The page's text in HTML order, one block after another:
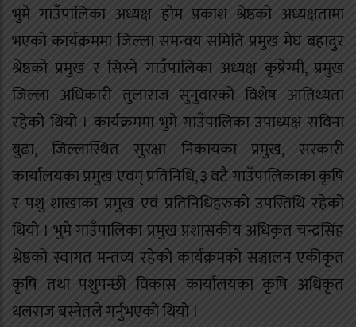
भुमे गाउँपालिका अध्यक्ष होम प्रकाश श्रेष्ठको अध्यक्षतामा
भएको कार्यक्रममा जिल्ला समन्वय समिति प्रमुख मेघ बहादुर
श्रेष्ठको प्रमुख र सिस्ने गाउँपालिका अध्यक्ष कृष्रेग्मी, प्रमुख
जिल्ला अधिकारी तुलाराज सुनुवारको विशेष आतिथ्यता
रहेको थियो । कार्यक्रममा भुमे गाउँपालिका उपाध्यक्ष सविना
बुढा, जिल्लास्थित सुरक्षा निकायका प्रमुख, सरकारी
कार्यालयका प्रमुख एवम् प्रतिनिधि, ३ वटै गाउँपालिकाका कृषि
र पशु शाखाका प्रमुख एवं प्रतिनिधिहरुको उपस्तिथि रहेको
थियो । भुमे गाउँपालिका प्रमुख प्रशासकीय अधिकृत चन्द्रसिंह
श्रेष्ठको स्वागत मन्तव्य रहेको कार्यक्रमको सञ्चालन एकीकृत
कृषि तथा पशुपन्छी विकास कार्यालयका कृषि अधिकृत
थलराज बस्नेतले गर्नुभएको थियो ।